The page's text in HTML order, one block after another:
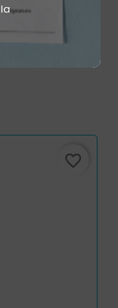
Chaud/froid
favorite_border